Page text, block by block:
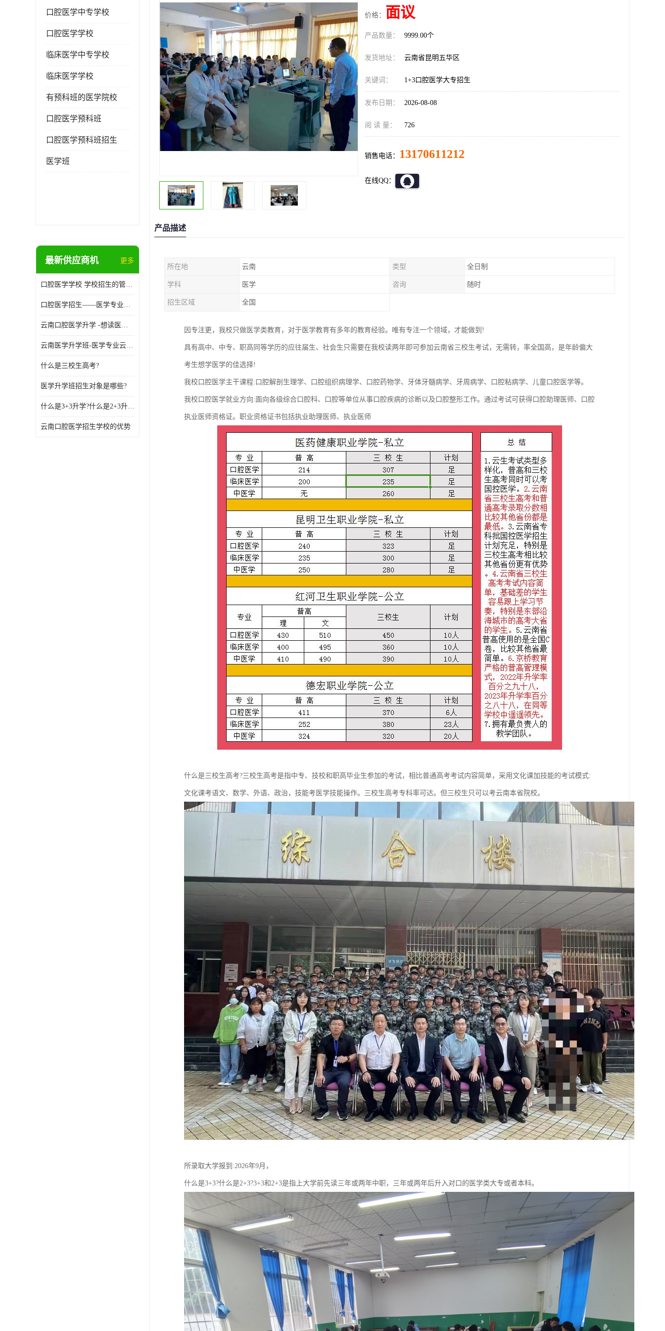
口腔医学中专学校
口腔医学学校
临床医学中专学校
临床医学学校
有预科班的医学院校
口腔医学预科班
口腔医学预科班招生
医学班
最新供应商机 更多
口腔医学学校 学校招生的管理制度
口腔医学招生——医学专业升学现状
云南口腔医学升学 -想读医学专业的你是否有太多的困惑?
云南医学升学班-医学专业云南升学优势
什么是三校生高考?
医学升学班招生对象是哪些?
什么是3+3升学?什么是2+3升学?
云南口腔医学招生学校的优势
价格： 面议
产品数量： 9999.00个
发货地址： 云南省昆明五华区
关键词： 1+3口腔医学大专招生
发布日期： 2026-08-08
阅 读 量： 726
销售电话： 13170611212
在线QQ：
产品描述
所在地 云南 类型 全日制
学科 医学 咨询 随时
招生区域 全国
因专注更，我校只做医学类教育，对于医学教育有多年的教育经验。唯有专注一个领域，才能做到!
具有高中、中专、职高同等学历的应往届生、社会生只需要在我校读两年即可参加云南省三校生考试，无需转，率全国高，是年龄偏大
考生想学医学的佳选择!
我校口腔医学主干课程:口腔解剖生理学、口腔组织病理学、口腔药物学、牙体牙髓病学、牙周病学、口腔粘病学、儿童口腔医学等。
我校口腔医学就业方向:面向各级综合口腔科、口腔等单位从事口腔疾病的诊断以及口腔整形工作。通过考试可获得口腔助理医师、口腔
执业医师资格证。职业资格证书包括执业助理医师、执业医师
什么是三校生高考?三校生高考是指中专、技校和职高毕业生参加的考试，相比普通高考考试内容简单，采用文化课加技能的考试模式:
文化课考语文、数学、外语、政治，技能考医学技能操作。三校生高考专科率可达。但三校生只可以考云南本省院校。
所录取大学报到:2026年9月，
什么是3+3?什么是2+3?3+3和2+3是指上大学前先读三年或两年中职，三年或两年后升入对口的医学类大专或者本科。